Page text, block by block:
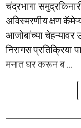
चंद्रभागा
अविस्मरणीय क्षण
आजोबांच्या
निरागस प्रतिक्रिया
मनात घर करून ब ...